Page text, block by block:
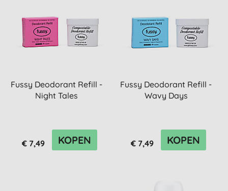
Fussy Deodorant Refill -
Night Tales
€ 7,49 KOPEN
Fussy Deodorant Refill -
Wavy Days
€ 7,49 KOPEN